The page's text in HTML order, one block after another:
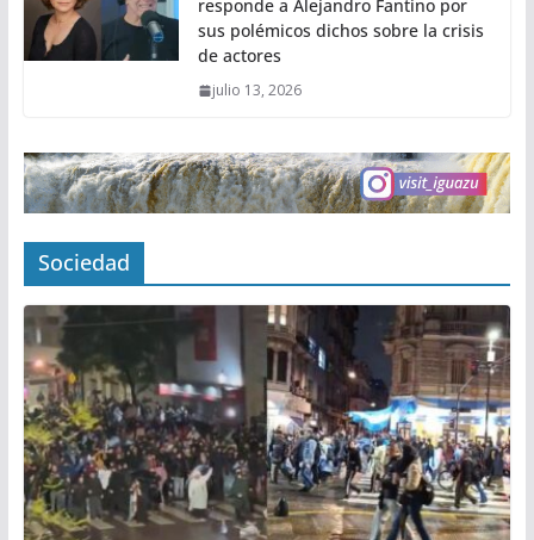
responde a Alejandro Fantino por
sus polémicos dichos sobre la crisis
de actores
julio 13, 2026
Sociedad